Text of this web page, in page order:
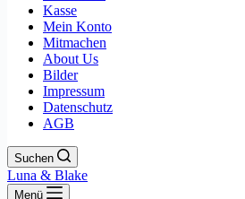
Kasse
Mein Konto
Mitmachen
About Us
Bilder
Impressum
Datenschutz
AGB
Suchen
Luna & Blake
Menü